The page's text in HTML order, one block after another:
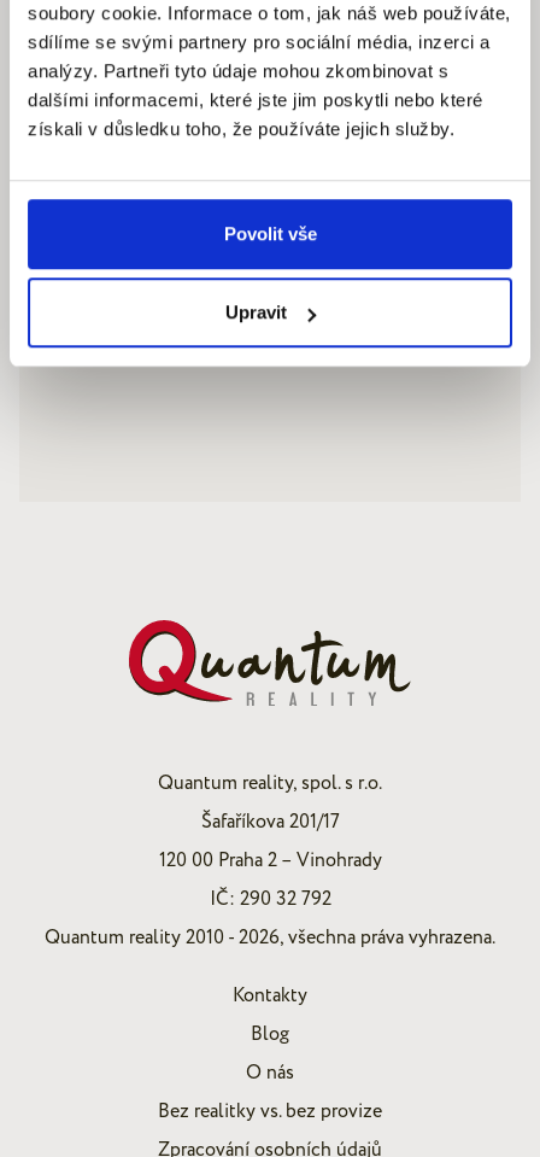
soubory cookie. Informace o tom, jak náš web používáte,
sdílíme se svými partnery pro sociální média, inzerci a
analýzy. Partneři tyto údaje mohou zkombinovat s
dalšími informacemi, které jste jim poskytli nebo které
získali v důsledku toho, že používáte jejich služby.
Povolit vše
Upravit
Quantum reality, spol. s r.o.
Šafaříkova 201/17
120 00 Praha 2 – Vinohrady
IČ: 290 32 792
Quantum reality 2010 - 2026, všechna práva vyhrazena.
Kontakty
Blog
O nás
Bez realitky vs. bez provize
Zpracování osobních údajů